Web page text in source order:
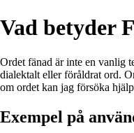
Vad betyder
Ordet fänad är inte en vanlig
dialektalt eller föråldrat ord.
om ordet kan jag försöka
Exempel på